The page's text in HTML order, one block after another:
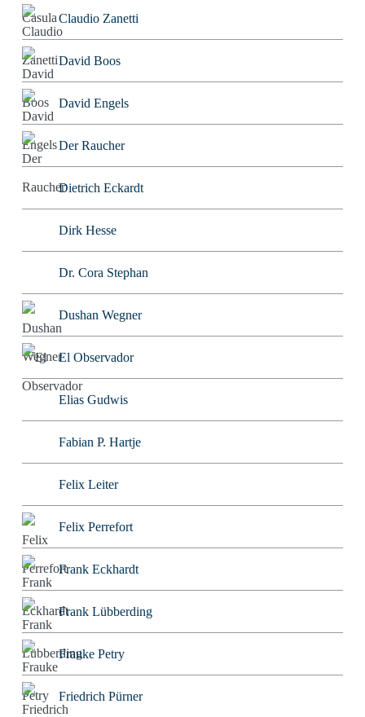
Claudio Zanetti
David Boos
David Engels
Der Raucher
Dietrich Eckardt
Dirk Hesse
Dr. Cora Stephan
Dushan Wegner
El Observador
Elias Gudwis
Fabian P. Hartje
Felix Leiter
Felix Perrefort
Frank Eckhardt
Frank Lübberding
Frauke Petry
Friedrich Pürner